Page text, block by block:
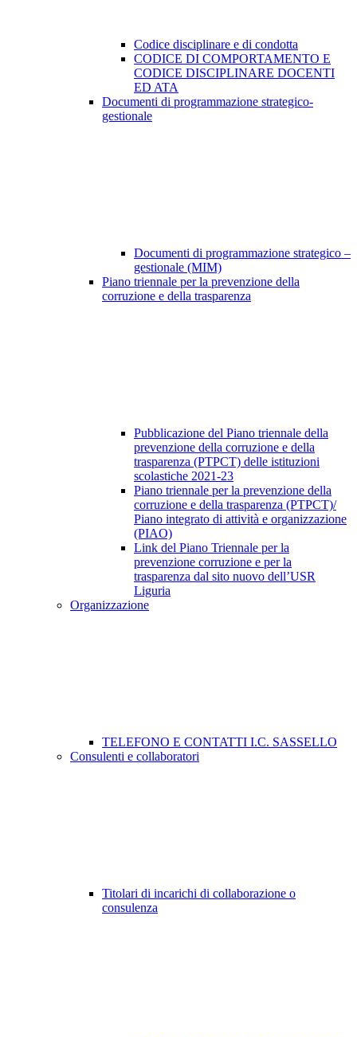
Codice disciplinare e di condotta
CODICE DI COMPORTAMENTO E
CODICE DISCIPLINARE DOCENTI
ED ATA
Documenti di programmazione strategico-
gestionale
Documenti di programmazione strategico –
gestionale (MIM)
Piano triennale per la prevenzione della
corruzione e della trasparenza
Pubblicazione del Piano triennale della
prevenzione della corruzione e della
trasparenza (PTPCT) delle istituzioni
scolastiche 2021-23
Piano triennale per la prevenzione della
corruzione e della trasparenza (PTPCT)/
Piano integrato di attività e organizzazione
(PIAO)
Link del Piano Triennale per la
prevenzione corruzione e per la
trasparenza dal sito nuovo dell’USR
Liguria
Organizzazione
TELEFONO E CONTATTI I.C. SASSELLO
Consulenti e collaboratori
Titolari di incarichi di collaborazione o
consulenza